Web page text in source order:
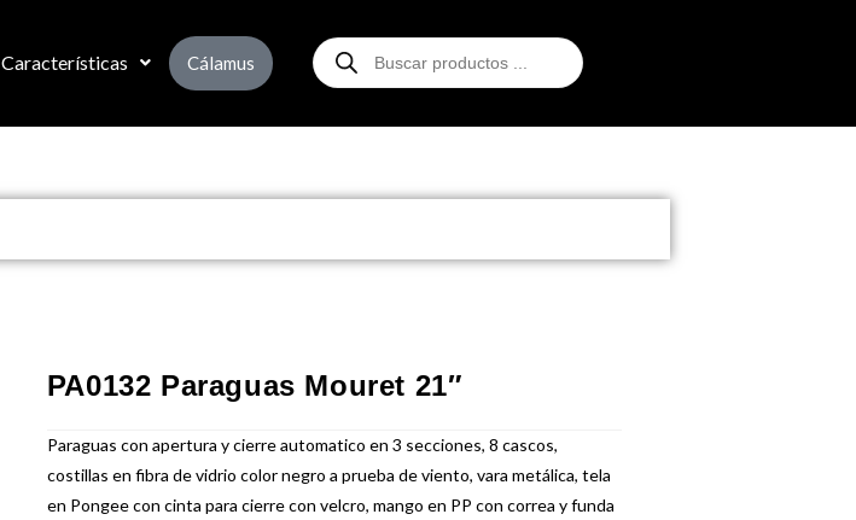
Características Cálamus
PA0132 Paraguas Mouret 21″
Paraguas con apertura y cierre automatico en 3 secciones, 8 cascos,
costillas en fibra de vidrio color negro a prueba de viento, vara metálica, tela
en Pongee con cinta para cierre con velcro, mango en PP con correa y funda